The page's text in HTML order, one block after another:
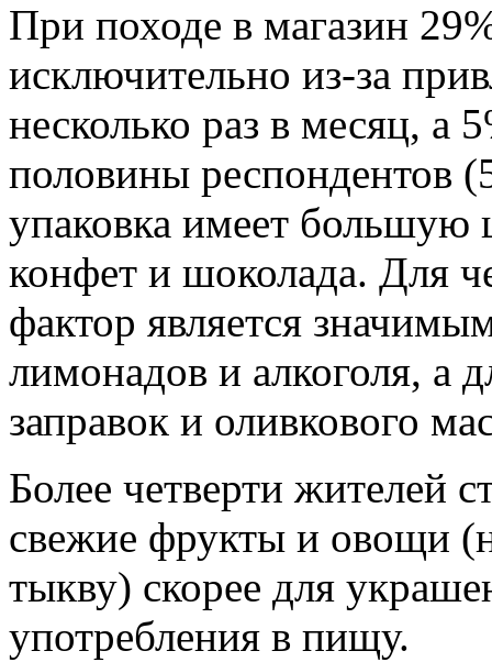
При походе в магазин
исключительно из-за
несколько раз в месяц, а
половины респондентов
упаковка имеет большую
конфет и шоколада. Для
фактор является
лимонадов и алкоголя, а
заправок и оливкового
Более четверти жителей
свежие фрукты и овощи
тыкву) скорее для
употребления в пищу.